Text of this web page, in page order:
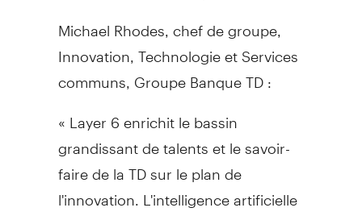
Michael Rhodes , chef de groupe,
Innovation, Technologie et Services
communs, Groupe Banque TD :
« Layer 6 enrichit le bassin
grandissant de talents et le savoir-
faire de la TD sur le plan de
l'innovation. L'intelligence artificielle